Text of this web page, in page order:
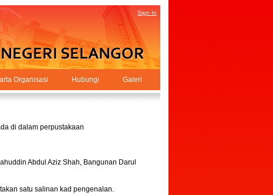
Sign In
Organisasi Hubungi Galeri
di dalam perpustakaan
Abdul Aziz Shah, Bangunan Darul
satu salinan kad pengenalan.